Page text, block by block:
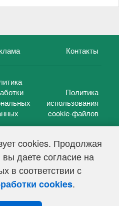
cookies. Продолжая
вы даете согласие на
в соответствии с
cookies.
Контакты
Политика
использования
cookie-файлов
2026 г.
СМИ Эл № ФС 77-39848, выдано
в сфере связи,
массовых коммуникаций